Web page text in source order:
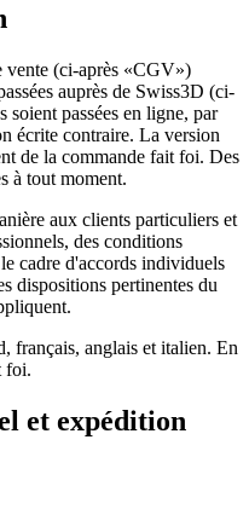
vente (ci-après «CGV»)
auprès de Swiss3D (ci-
passées en ligne, par
écrite contraire. La version
de la commande fait foi. Des
à tout moment.
aux clients particuliers et
des conditions
cadre d'accords individuels
dispositions pertinentes du
français, anglais et italien. En
foi.
et expédition